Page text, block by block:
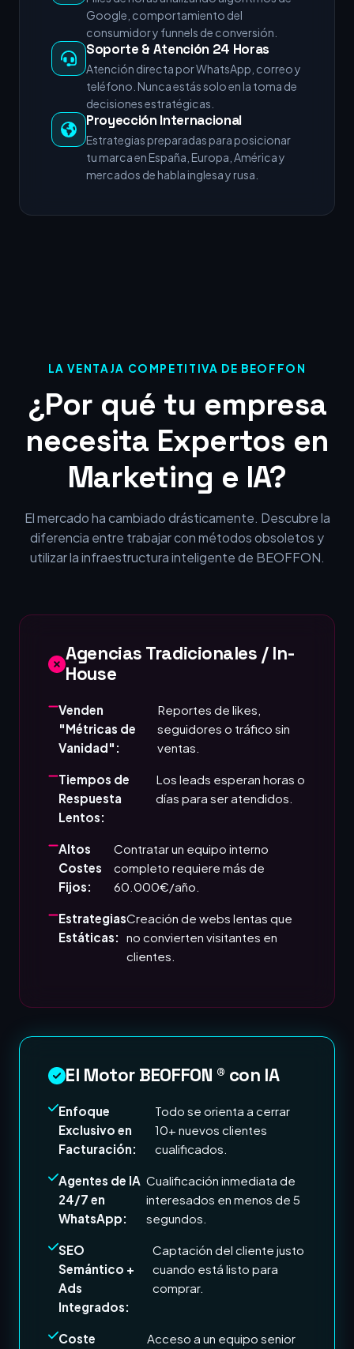
Google, comportamiento del
consumidor y funnels de conversión.
Soporte & Atención 24 Horas
Atención directa por WhatsApp, correo y
teléfono. Nunca estás solo en la toma de
decisiones estratégicas.
Proyección Internacional
Estrategias preparadas para posicionar
tu marca en España, Europa, América y
mercados de habla inglesa y rusa.
LA VENTAJA COMPETITIVA DE BEOFFON
¿Por qué tu empresa
necesita Expertos en
Marketing e IA?
El mercado ha cambiado drásticamente. Descubre la
diferencia entre trabajar con métodos obsoletos y
utilizar la infraestructura inteligente de BEOFFON.
Agencias Tradicionales / In-
House
Venden
"Métricas de
Vanidad":
Reportes de likes,
seguidores o tráfico sin
ventas.
Tiempos de
Respuesta
Lentos:
Los leads esperan horas o
días para ser atendidos.
Altos
Costes
Fijos:
Contratar un equipo interno
completo requiere más de
60.000€/año.
Estrategias
Estáticas:
Creación de webs lentas que
no convierten visitantes en
clientes.
El Motor BEOFFON ® con IA
Enfoque
Exclusivo en
Facturación:
Todo se orienta a cerrar
10+ nuevos clientes
cualificados.
Agentes de IA
24/7 en
WhatsApp:
Cualificación inmediata de
interesados en menos de 5
segundos.
SEO
Semántico +
Ads
Integrados:
Captación del cliente justo
cuando está listo para
comprar.
Coste
Acceso a un equipo senior